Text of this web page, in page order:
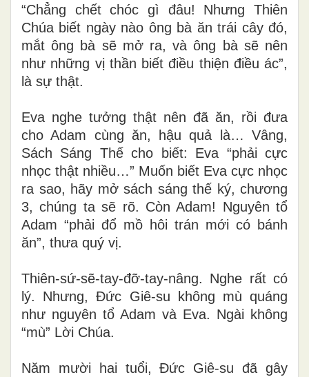
“Chẳng chết chóc gì đâu! Nhưng Thiên
Chúa biết ngày nào ông bà ăn trái cây đó,
mắt ông bà sẽ mở ra, và ông bà sẽ nên
như những vị thần biết điều thiện điều ác”,
là sự thật.
Eva nghe tưởng thật nên đã ăn, rồi đưa
cho Adam cùng ăn, hậu quả là… Vâng,
Sách Sáng Thế cho biết: Eva “phải cực
nhọc thật nhiều…” Muốn biết Eva cực nhọc
ra sao, hãy mở sách sáng thế ký, chương
3, chúng ta sẽ rõ. Còn Adam! Nguyên tổ
Adam “phải đổ mồ hôi trán mới có bánh
ăn”, thưa quý vị.
Thiên-sứ-sẽ-tay-đỡ-tay-nâng. Nghe rất có
lý. Nhưng, Đức Giê-su không mù quáng
như nguyên tổ Adam và Eva. Ngài không
“mù” Lời Chúa.
Năm mười hai tuổi, Đức Giê-su đã gây